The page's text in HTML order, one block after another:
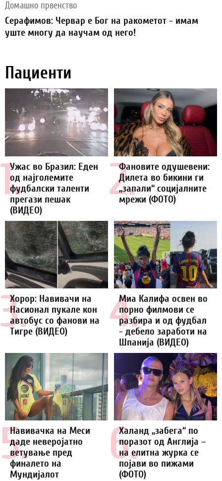
Домашно првенство
Серафимов: Червар е Бог на ракометот - имам
уште многу да научам од него!
Пациенти
1.
Ужас во Бразил: Еден
од најголемите
фудбалски таленти
прегази пешак
(ВИДЕО)
2.
Фановите одушевени:
Дилета во бикини ги
„запали“ социјалните
мрежи (ФОТО)
3.
Хорор: Навивачи на
Насионал пукале кон
автобус со фанови на
Тигре (ВИДЕО)
4.
Миа Калифа освен во
порно филмови се
разбира и од фудбал
- дебело заработи на
Шпанија (ВИДЕО)
5.
Навивачка на Меси
даде неверојатно
ветување пред
финалето на
Мундијалот
6.
Халанд „забега“ по
поразот од Англија –
на елитна журка се
појави во пижами
(ФОТО)